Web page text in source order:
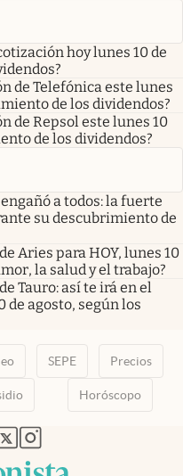
hoy lunes 10 de
de Telefónica este lunes
de los dividendos?
de Repsol este lunes 10
de los dividendos?
a todos: la fuerte
su descubrimiento de
Aries para HOY, lunes 10
la salud y el trabajo?
Tauro: así te irá en el
de agosto, según los
SEPE Precios
Horóscopo
pestaña
nueva pestaña
en nueva pestaña
abre en nueva pestaña
abre en nueva pestaña